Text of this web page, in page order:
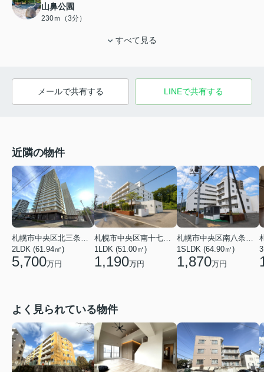
山鼻公園
230ｍ（3分）
すべて見る
メールで共有する LINEで共有する
近隣の物件
2LDK (61.94㎡)
5,700万円
1LDK (51.00㎡)
1,190万円
1SLDK (64.90㎡)
1,870万円
よく見られている物件